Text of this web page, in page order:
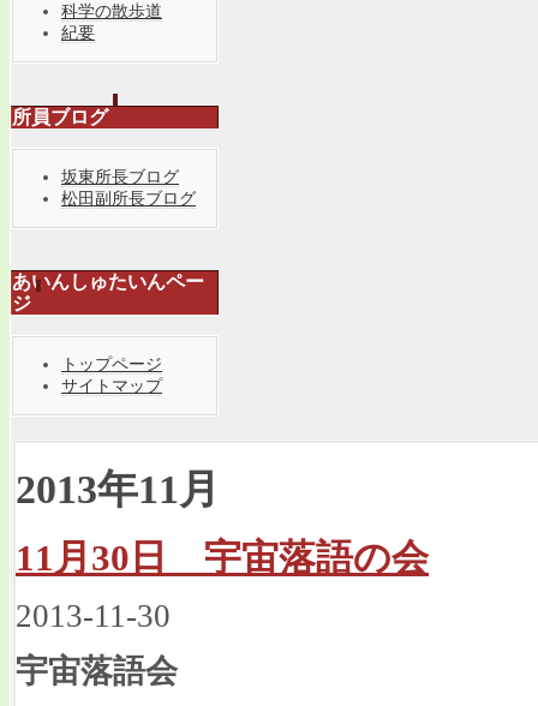
科学の散歩道
紀要
所員ブログ
坂東所長ブログ
松田副所長ブログ
あいんしゅたいんペー
ジ
トップページ
サイトマップ
2013年11月
11月30日 宇宙落語の会
2013-11-30
宇宙落語会